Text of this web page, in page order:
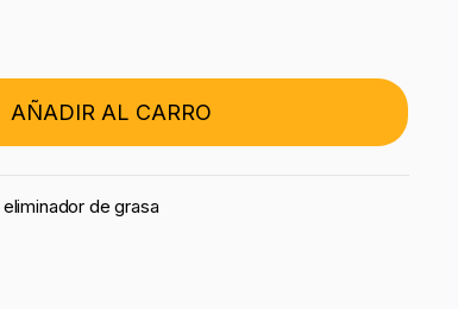
AÑADIR AL CARRO
eliminador de grasa